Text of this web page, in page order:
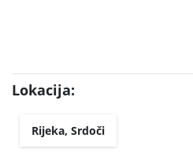
Lokacija:
Rijeka, Srdoči